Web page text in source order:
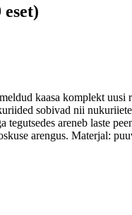
kaasa komplekt
sobivad nii
areneb laste
arengus. Materjal: